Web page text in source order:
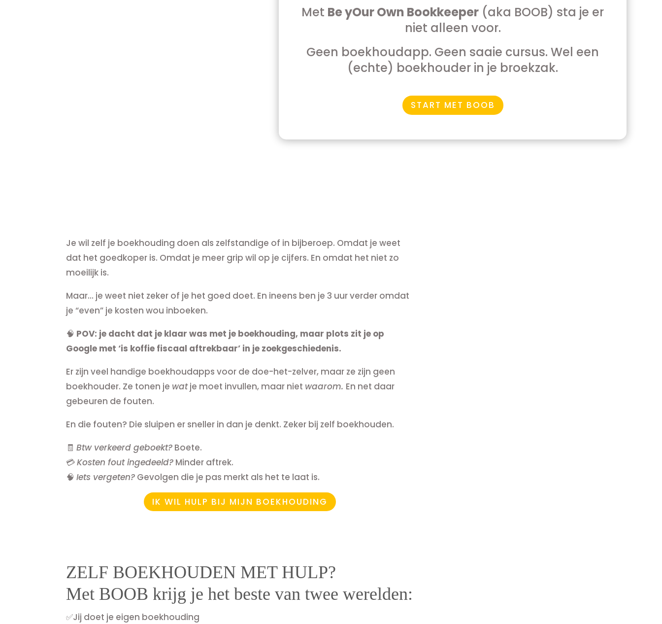
Met Be yOur Own Bookkeeper (aka BOOB) sta je er
niet alleen voor.
Geen boekhoudapp. Geen saaie cursus. Wel een
(echte) boekhouder in je broekzak.
START MET BOOB
Je wil zelf je boekhouding doen als zelfstandige of in bijberoep. Omdat je weet
dat het goedkoper is. Omdat je meer grip wil op je cijfers. En omdat het niet zo
moeilijk is.
Maar… je weet niet zeker of je het goed doet. En ineens ben je 3 uur verder omdat
je “even” je kosten wou inboeken.
🧠 POV: je dacht dat je klaar was met je boekhouding, maar plots zit je op
Google met ‘is koffie fiscaal aftrekbaar’ in je zoekgeschiedenis.
Er zijn veel handige boekhoudapps voor de doe-het-zelver, maar ze zijn geen
boekhouder. Ze tonen je watje moet invullen, maar niet waarom. En net daar
gebeuren de fouten.
En die fouten? Die sluipen er sneller in dan je denkt. Zeker bij zelf boekhouden.
🧾Btw verkeerd geboekt? Boete.
💳Kosten fout ingedeeld? Minder aftrek.
🧠Iets vergeten? Gevolgen die je pas merkt als het te laat is.
IK WIL HULP BIJ MIJN BOEKHOUDING
ZELF BOEKHOUDEN MET HULP?
Met BOOB krijg je het beste van twee werelden:
✅Jij doet je eigen boekhouding